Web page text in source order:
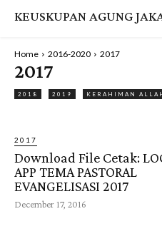
KEUSKUPAN AGUNG
Home 2016-2020 2017
2017
2018 2019 KERAHIMAN
2017
Download File Cetak:
APP TEMA PASTORAL
EVANGELISASI 2017
December 17, 2016